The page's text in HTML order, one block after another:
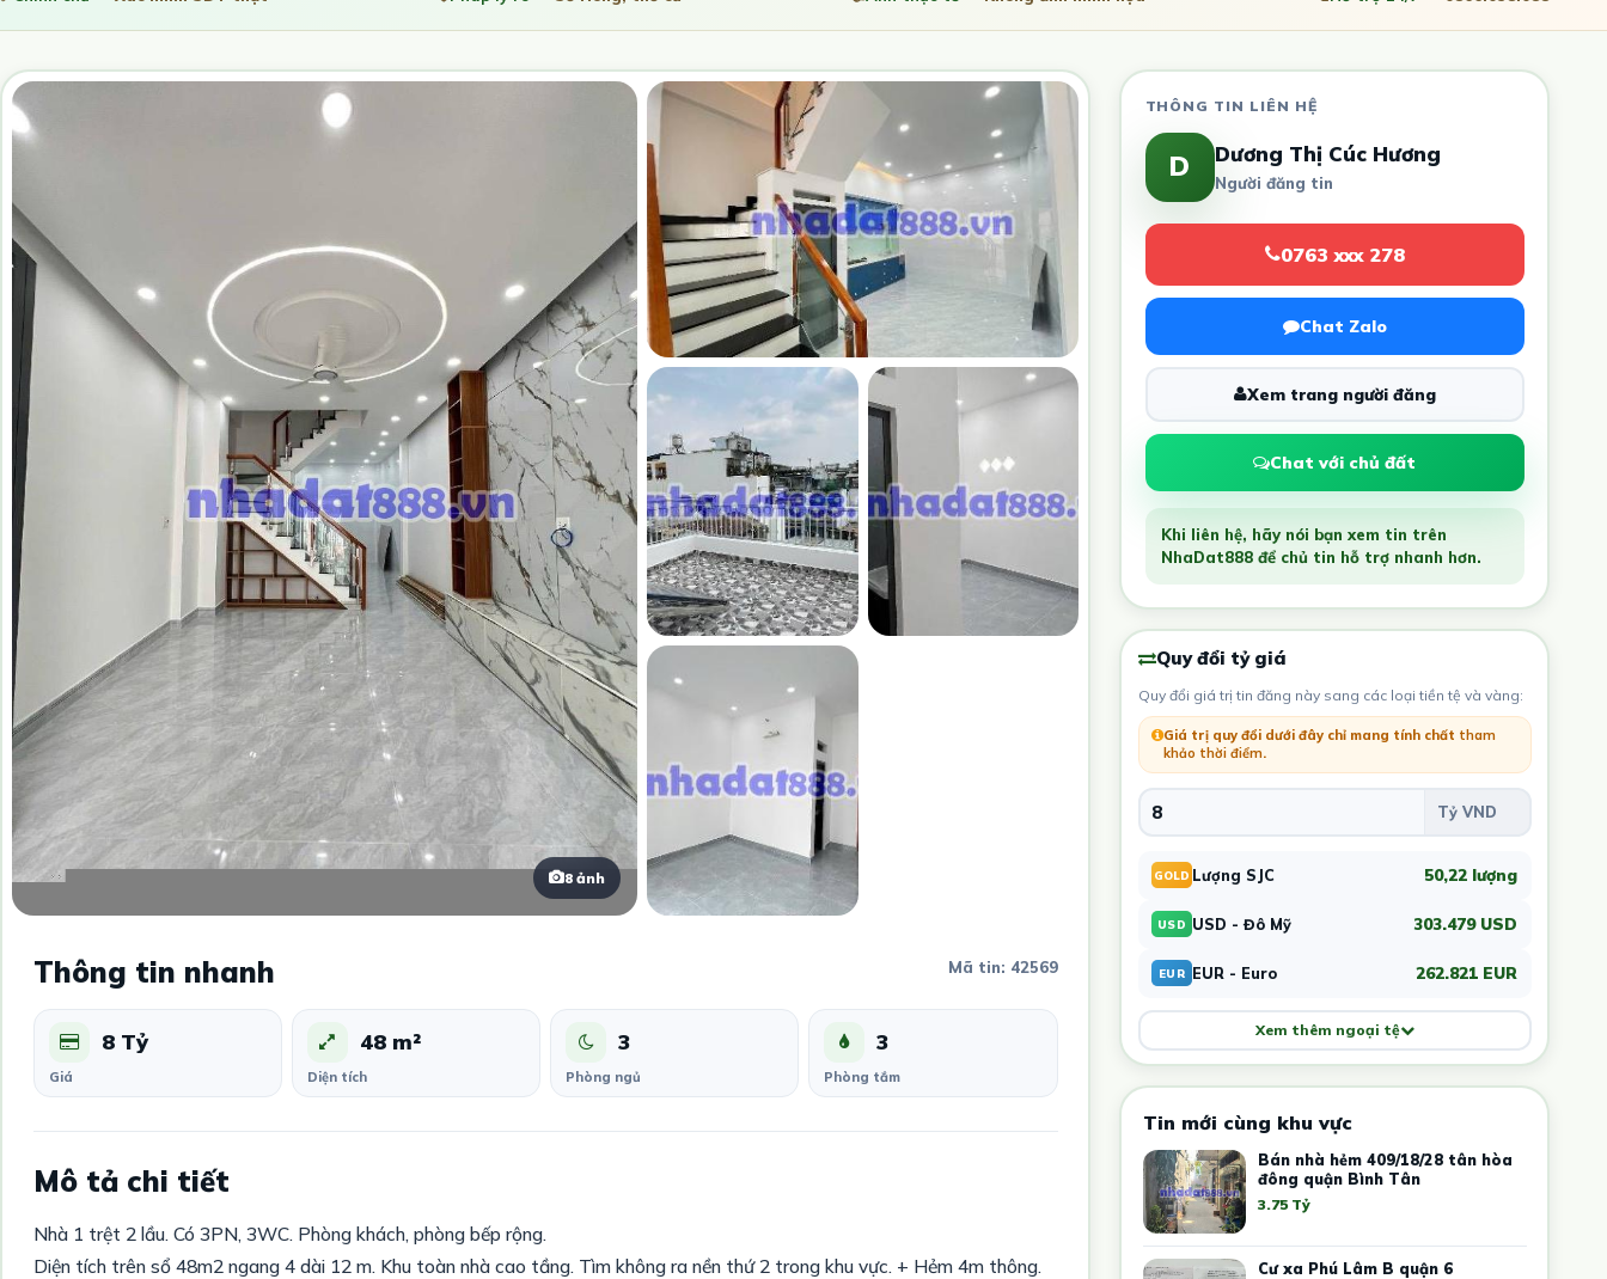
8 ảnh
Thông tin nhanh Mã tin: 42569
8 Tỷ
Giá
48 m²
Diện tích
3
Phòng ngủ
3
Phòng tắm
Mô tả chi tiết
Nhà 1 trệt 2 lầu. Có 3PN, 3WC. Phòng khách, phòng bếp rộng.
Diện tích trên sổ 48m2 ngang 4 dài 12 m. Khu toàn nhà cao tầng. Tìm không ra nền thứ 2 trong khu vực. + Hẻm 4m thông.
THÔNG TIN LIÊN HỆ
D Dương Thị Cúc Hương
Người đăng tin
0763 xxx 278
Chat Zalo
Xem trang người đăng
Chat với chủ đất
Khi liên hệ, hãy nói bạn xem tin trên
NhaDat888 để chủ tin hỗ trợ nhanh hơn.
Quy đổi tỷ giá
Quy đổi giá trị tin đăng này sang các loại tiền tệ và vàng:
Giá trị quy đổi dưới đây chỉ mang tính chất tham
khảo thời điểm.
GOLD Lượng SJC 50,22 lượng
USD USD - Đô Mỹ 303.479 USD
EUR EUR - Euro 262.821 EUR
Xem thêm ngoại tệ
Tin mới cùng khu vực
Bán nhà hẻm 409/18/28 tân hòa
đông quận Bình Tân
3.75 Tỷ
Cư xa Phú Lâm B quận 6